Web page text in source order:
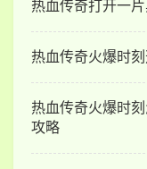
热血传奇打开一
热血传奇火爆时
热血传奇火爆时
攻略